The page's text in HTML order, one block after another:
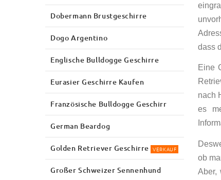
dass
Eine
nach
es
ob
Aber,
Dobermann Brustgeschirre
Dogo Argentino
Englische Bulldogge Geschirre
Eurasier Geschirre Kaufen
Französische Bulldogge Geschirr
German Beardog
Golden Retriever Geschirre VERKAUF
Großer Schweizer Sennenhund